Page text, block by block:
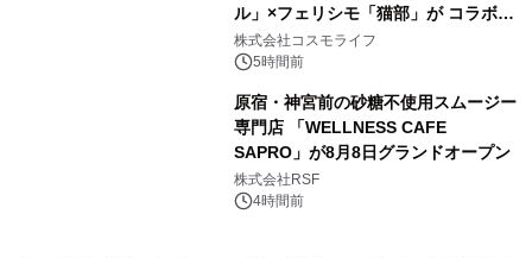
ル」×フェリシモ「猫部」が コラボキ
ャンペーンを実施
株式会社コスモライフ
5時間前
原宿・神宮前の砂糖不使用スムージー
専門店 「WELLNESS CAFE
SAPRO」が8月8日グランドオープン
株式会社RSF
4時間前